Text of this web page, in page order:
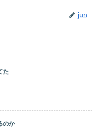
jun
た
のか